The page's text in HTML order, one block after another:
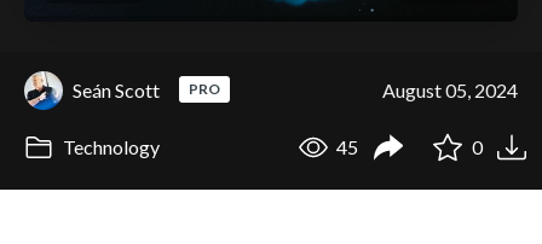
Seán Scott PRO August 05, 2024
Technology 45 0